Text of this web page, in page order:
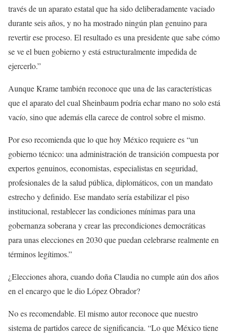
través de un aparato estatal que ha sido deliberadamente vaciado
durante seis años, y no ha mostrado ningún plan genuino para
revertir ese proceso. El resultado es una presidente que sabe cómo
se ve el buen gobierno y está estructuralmente impedida de
ejercerlo.”
Aunque Krame también reconoce que una de las características
que el aparato del cual Sheinbaum podría echar mano no solo está
vacío, sino que además ella carece de control sobre el mismo.
Por eso recomienda que lo que hoy México requiere es “un
gobierno técnico: una administración de transición compuesta por
expertos genuinos, economistas, especialistas en seguridad,
profesionales de la salud pública, diplomáticos, con un mandato
estrecho y definido. Ese mandato sería estabilizar el piso
institucional, restablecer las condiciones mínimas para una
gobernanza soberana y crear las precondiciones democráticas
para unas elecciones en 2030 que puedan celebrarse realmente en
términos legítimos.”
¿Elecciones ahora, cuando doña Claudia no cumple aún dos años
en el encargo que le dio López Obrador?
No es recomendable. El mismo autor reconoce que nuestro
sistema de partidos carece de significancia. “Lo que México tiene